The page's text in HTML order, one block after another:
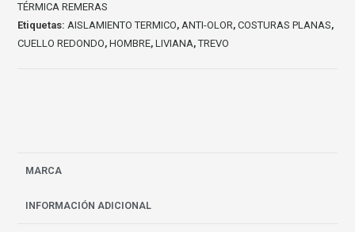
TÉRMICA REMERAS
Etiquetas:AISLAMIENTO TERMICO,ANTI-OLOR,COSTURAS PLANAS,
CUELLO REDONDO,HOMBRE,LIVIANA,TREVO
MARCA
INFORMACIÓN ADICIONAL